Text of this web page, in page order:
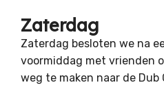
Zaterdag
Zaterdag besloten we na
voormiddag met vrienden
weg te maken naar de Dub